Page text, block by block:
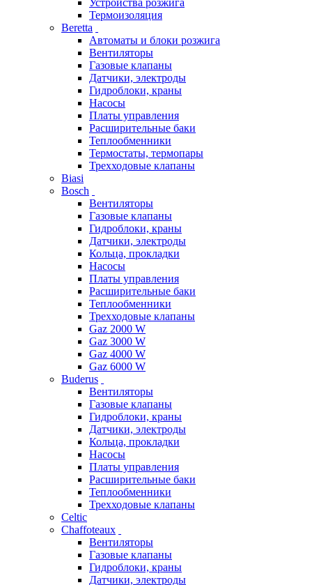
Устройства розжига
Термоизоляция
Beretta
Автоматы и блоки розжига
Вентиляторы
Газовые клапаны
Датчики, электроды
Гидроблоки, краны
Насосы
Платы управления
Расширительные баки
Теплообменники
Термостаты, термопары
Трехходовые клапаны
Biasi
Bosch
Вентиляторы
Газовые клапаны
Гидроблоки, краны
Датчики, электроды
Кольца, прокладки
Насосы
Платы управления
Расширительные баки
Теплообменники
Трехходовые клапаны
Gaz 2000 W
Gaz 3000 W
Gaz 4000 W
Gaz 6000 W
Buderus
Вентиляторы
Газовые клапаны
Гидроблоки, краны
Датчики, электроды
Кольца, прокладки
Насосы
Платы управления
Расширительные баки
Теплообменники
Трехходовые клапаны
Celtic
Chaffoteaux
Вентиляторы
Газовые клапаны
Гидроблоки, краны
Датчики, электроды